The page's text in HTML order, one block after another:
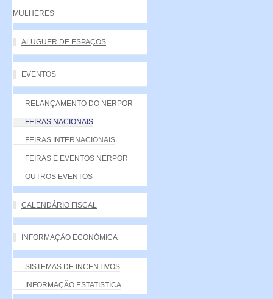
MULHERES
ALUGUER DE ESPAÇOS
EVENTOS
RELANÇAMENTO DO NERPOR
FEIRAS NACIONAIS
FEIRAS INTERNACIONAIS
FEIRAS E EVENTOS NERPOR
OUTROS EVENTOS
CALENDÁRIO FISCAL
INFORMAÇÃO ECONÓMICA
SISTEMAS DE INCENTIVOS
INFORMAÇÃO ESTATISTICA